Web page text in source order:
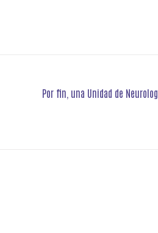
Por fin, una Unidad de